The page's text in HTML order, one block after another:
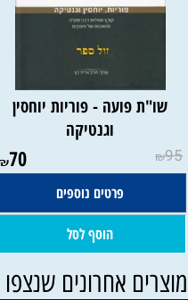
שו"ת פועה - פוריות יוחסין
וגנטיקה
₪95
₪70
פרטים נוספים
הוסף לסל
אחרונים שנצפו